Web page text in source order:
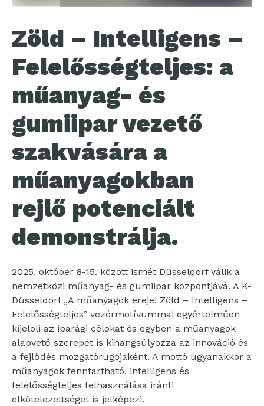
Zöld – Intelligens –
Felelősségteljes: a
műanyag- és
gumiipar vezető
szakvására a
műanyagokban
rejlő potenciált
demonstrálja.
2025. október 8-15. között ismét Düsseldorf válik a
nemzetközi műanyag- és gumiipar központjává. A K-
Düsseldorf „A műanyagok ereje! Zöld – Intelligens –
Felelősségteljes” vezérmotívummal egyértelműen
kijelöli az iparági célokat és egyben a műanyagok
alapvető szerepét is kihangsúlyozza az innováció és
a fejlődés mozgatórugójaként. A mottó ugyanakkor a
műanyagok fenntartható, intelligens és
felelősségteljes felhasználása iránti
elkötelezettséget is jelképezi.